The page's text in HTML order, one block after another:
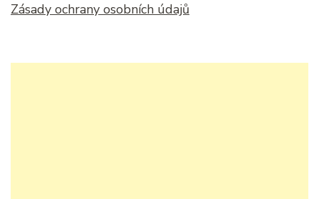
Zásady ochrany osobních údajů